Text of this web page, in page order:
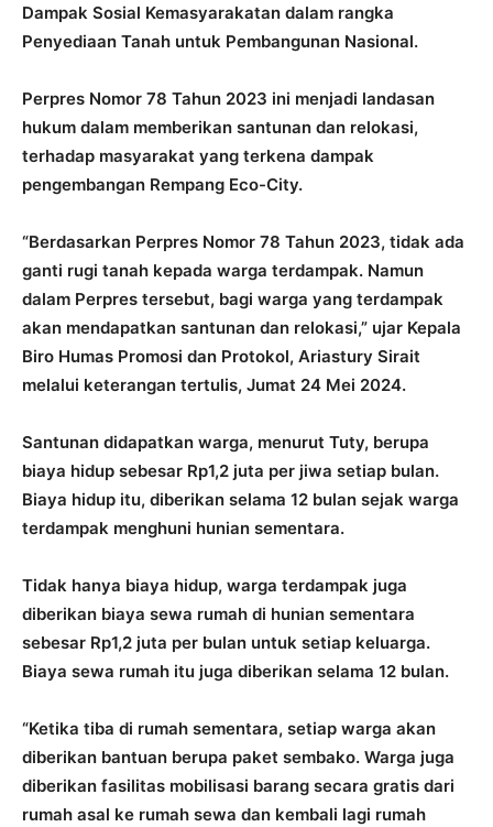
Dampak Sosial Kemasyarakatan dalam rangka
Penyediaan Tanah untuk Pembangunan Nasional.
Perpres Nomor 78 Tahun 2023 ini menjadi landasan
hukum dalam memberikan santunan dan relokasi,
terhadap masyarakat yang terkena dampak
pengembangan Rempang Eco-City.
“Berdasarkan Perpres Nomor 78 Tahun 2023, tidak ada
ganti rugi tanah kepada warga terdampak. Namun
dalam Perpres tersebut, bagi warga yang terdampak
akan mendapatkan santunan dan relokasi,” ujar Kepala
Biro Humas Promosi dan Protokol, Ariastury Sirait
melalui keterangan tertulis, Jumat 24 Mei 2024.
Santunan didapatkan warga, menurut Tuty, berupa
biaya hidup sebesar Rp1,2 juta per jiwa setiap bulan.
Biaya hidup itu, diberikan selama 12 bulan sejak warga
terdampak menghuni hunian sementara.
Tidak hanya biaya hidup, warga terdampak juga
diberikan biaya sewa rumah di hunian sementara
sebesar Rp1,2 juta per bulan untuk setiap keluarga.
Biaya sewa rumah itu juga diberikan selama 12 bulan.
“Ketika tiba di rumah sementara, setiap warga akan
diberikan bantuan berupa paket sembako. Warga juga
diberikan fasilitas mobilisasi barang secara gratis dari
rumah asal ke rumah sewa dan kembali lagi rumah